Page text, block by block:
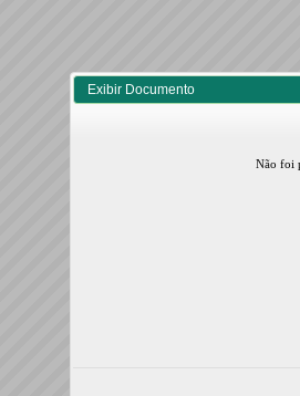
Exibir Documento
Não foi